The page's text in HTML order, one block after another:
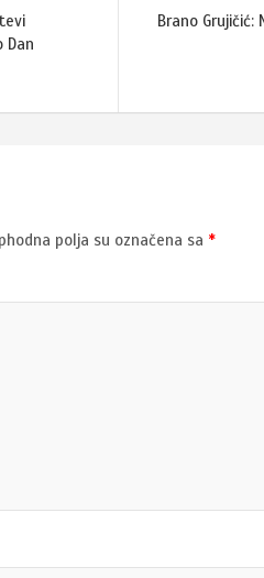
Dan
Brano Grujičić:
polja su označena sa *